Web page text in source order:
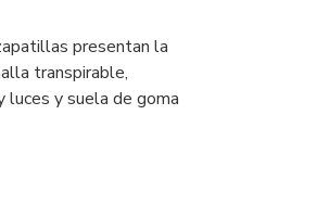
presentan la
transpirable,
luces y suela de goma